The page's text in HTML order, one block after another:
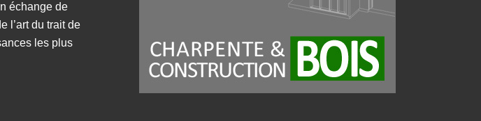
échange de
l’art du trait de
les plus